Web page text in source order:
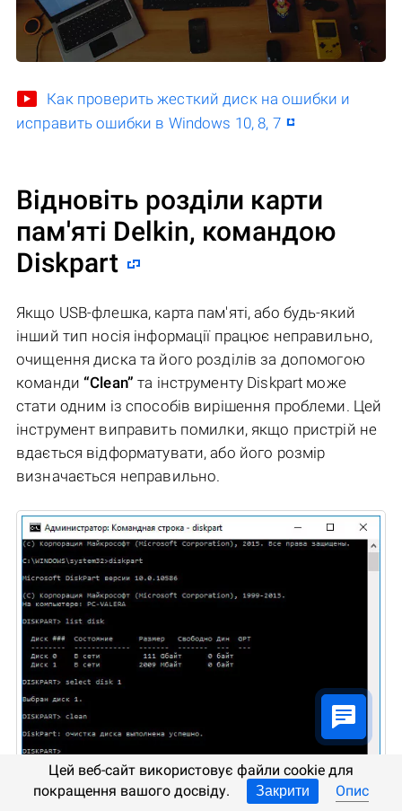
Как проверить жесткий диск на ошибки и
исправить ошибки в Windows 10, 8, 7
Відновіть розділи карти
пам'яті Delkin, командою
Diskpart
Якщо USB-флешка, карта пам'яті, або будь-який
інший тип носія інформації працює неправильно,
очищення диска та його розділів за допомогою
команди “Clean” та інструменту Diskpart може
стати одним із способів вирішення проблеми. Цей
інструмент виправить помилки, якщо пристрій не
вдається відформатувати, або його розмір
визначається неправильно.
Цей веб-сайт використовує файли cookie для
покращення вашого досвіду.
Закрити Опис